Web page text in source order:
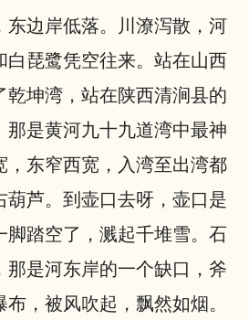
东边岸低落。川潦泻散，河
白琵鹭凭空往来。站在山西
乾坤湾，站在陕西清涧县的
那是黄河九十九道湾中最神
，东窄西宽，入湾至出湾都
葫芦。到壶口去呀，壶口是
脚踏空了，溅起千堆雪。石
那是河东岸的一个缺口，斧
，被风吹起，飘然如烟。